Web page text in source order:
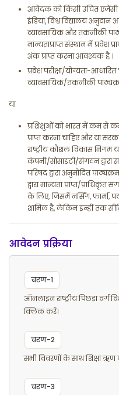
आवेदक को किसी उचित
इंडिया, विश्व विद्यालय अनुदान
व्यावसायिक और तकनीकी
मान्यताप्राप्त संस्थान में प्रवेश
अंक प्राप्त करना आवश्यक है ।
प्रवेश परीक्षा/योग्यता-
व्यावसायिक/तकनीकी
या
प्रशिक्षुओं को भारत में कम से
प्राप्त करना चाहिए और या
राष्ट्रीय कौशल विकास निगम
कंपनी/सोसाइटी/संगठन द्वारा
परिषद द्वारा अनुमोदित
द्वारा मान्यता प्राप्त/प्राधिकृत
के लिए, जिसमें नर्सिंग, फार्मा,
शामिल है, लेकिन इन्हीं तक
आवेदन प्रक्रिया
चरण-1
ऑनलाइन राष्ट्रीय पिछड़ा वर्ग
क्लिक करें।
चरण-2
सभी विवरणों के साथ शिक्षा ऋण
चरण-3